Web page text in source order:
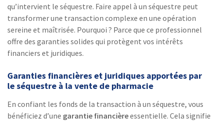
qu’intervient le séquestre. Faire appel à un séquestre peut
transformer une transaction complexe en une opération
sereine et maîtrisée. Pourquoi ? Parce que ce professionnel
offre des garanties solides qui protègent vos intérêts
financiers et juridiques.
Garanties financières et juridiques apportées par
le séquestre à la vente de pharmacie
En confiant les fonds de la transaction à un séquestre, vous
bénéficiez d’une garantie financièreessentielle. Cela signifie